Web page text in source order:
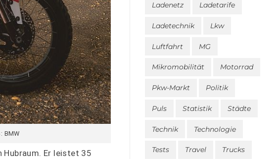
BMW
Er leistet 35
Ladenetz Ladetarife
Ladetechnik Lkw
Luftfahrt MG
Mikromobilität Motorrad
Pkw-Markt Politik
Puls Statistik Städte
Technik Technologie
Tests Travel Trucks